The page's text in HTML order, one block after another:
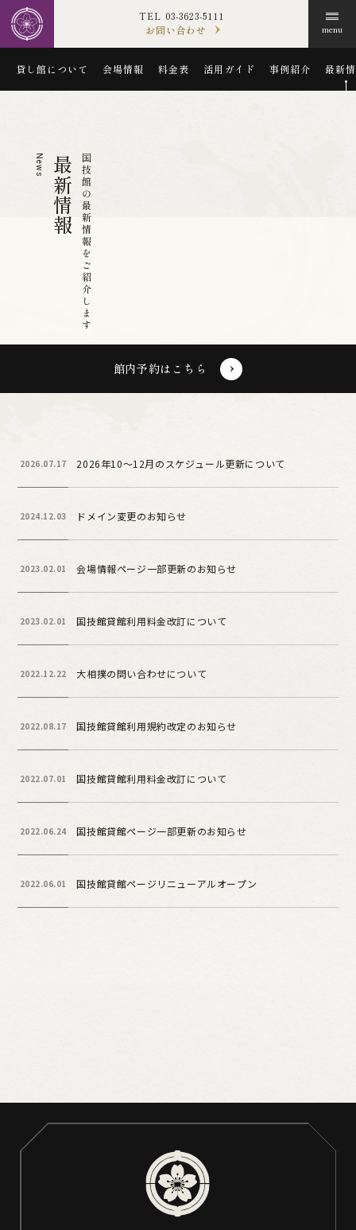
menu
貸し館について 会場情報 料金表 活用ガイド 事例紹介 最新
お問い合わせ
03-3623-5111
最新情報国技館の最新情報をご紹介します
館内予約はこちら
2026.07.17 2026年10～12月のスケジュール更新について
2024.12.03 ドメイン変更のお知らせ
2023.02.01 会場情報ページ一部更新のお知らせ
2023.02.01 国技館貸館利用料金改訂について
2022.12.22 大相撲の問い合わせについて
2022.08.17 国技館貸館利用規約改定のお知らせ
2022.07.01 国技館貸館利用料金改訂について
2022.06.24 国技館貸館ページ一部更新のお知らせ
2022.06.01 国技館貸館ページリニューアルオープン